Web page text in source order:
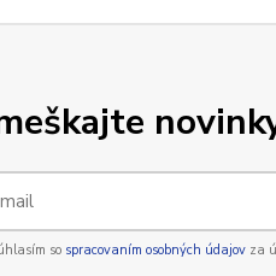
so spracovaním osobných údajovza